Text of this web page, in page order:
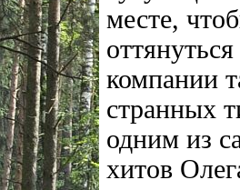
месте,
компании
странных
одним из
хитов